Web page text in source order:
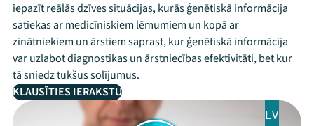
iepazīt reālās dzīves situācijas, kurās ģenētiskā informācija
satiekas ar medicīniskiem lēmumiem un kopā ar
zinātniekiem un ārstiem saprast, kur ģenētiskā informācija
var uzlabot diagnostikas un ārstniecības efektivitāti, bet kur
tā sniedz tukšus solījumus.
KLAUSĪTIES IERAKSTU
LV